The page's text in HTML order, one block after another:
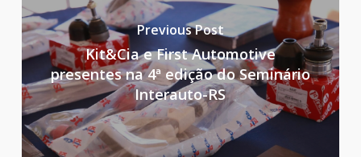
Previous Post
Kit&Cia e First Automotive
presentes na 4ª edição do Seminário
Interauto-RS